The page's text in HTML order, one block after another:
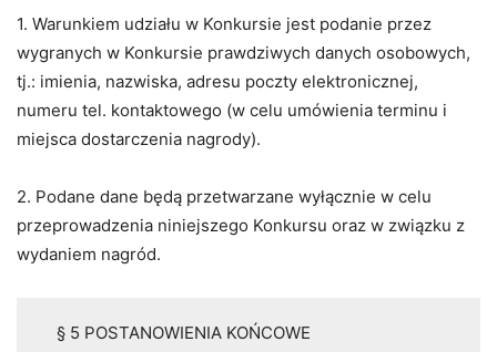
1. Warunkiem udziału w Konkursie jest podanie przez
wygranych w Konkursie prawdziwych danych osobowych,
tj.: imienia, nazwiska, adresu poczty elektronicznej,
numeru tel. kontaktowego (w celu umówienia terminu i
miejsca dostarczenia nagrody).
2. Podane dane będą przetwarzane wyłącznie w celu
przeprowadzenia niniejszego Konkursu oraz w związku z
wydaniem nagród.
§ 5 POSTANOWIENIA KOŃCOWE